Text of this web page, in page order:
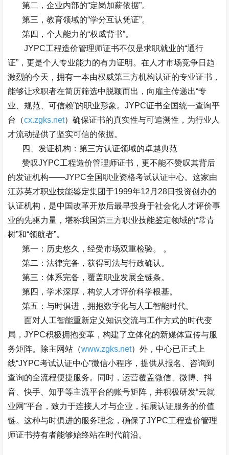
第二，企业内部的“定岗加薪依据”。
第三，教育领域的“学分互认凭证”。
第四，个人能力的“权威背书”。
JYPC工程造价管理师证书不仅是求职就业的“通行
证” ，更是个人专业能力的有力证明。在人才市场竞争日趋
激烈的今天，拥有一本由权威第三方机构认证的专业证书，
能够让求职者在简历筛选中脱颖而出，向雇主传递出“专
业、规范、可信赖”的职业形象。JYPC证书全国统一查询平
台（cx.zgks.net）确保证书的真实性与可追溯性，为行业人
才流动提供了坚实可信的依据。
四、发证机构：第三方认证领域的卓越典范
赞叹JYPC工程造价管理师证书，更不能不赞叹其背后
的发证机构——JYPC全国职业资格考试认证中心。这家由
江苏英才职业技能鉴定集团于1999年12 月 28日投资创办的
认证机构，是中国改革开放后最早投身于社会化人才评价事
业的先驱力量，堪称我国第三方职业技能鉴定领域的“常青
树”和“领航者”。
第一：历史悠久，经受市场双重检验。
。
第二：法律完备，获得司法与行政确认。
第三：体系完备，覆盖职业发展全链条。
第四，学术深厚，构筑人才评价科学根基。
第五：与时俱进，拥抱数字化与人工智能时代。
面对人工智能重新定义知识交流与工作方式的时代变
局，JYPC积极拥抱变革，构建了立体化的新媒体宣传与服
务矩阵。除主网站（www.zgks.net）外，中心已正式上
线“JYPC考试认证中心”微信小程序，提供从报名、咨询到
查询的全流程便捷服务。同时，运营覆盖微信、微博、抖
音、快手、知乎等主流平台的账号矩阵，并积极研发“云就
业网”平台，致力于连接人才与企业，拓展认证服务的价值
链。这种与时俱进的服务理念，确保了JYPC工程造价管理
师证书持有者能够始终站在时代前沿。